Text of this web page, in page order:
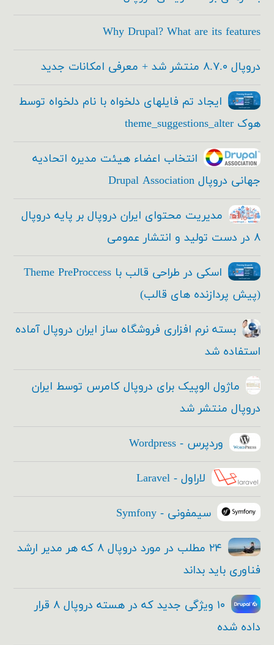
Why Drupal? What are its features
دروپال ۸.۷.۰ منتشر شد + معرفی امکانات جدید
ایجاد تم فایلهای دلخواه با نام دلخواه توسط
هوک theme_suggestions_alter
انتخاب اعضاء هیئت مدیره اتحادیه
جهانی دروپال Drupal Association
مدیریت محتوای ایران دروپال بر پایه دروپال
۸ در دست تولید و انتشار عمومی
اسکی در طراحی قالب با Theme PreProccess
(پیش پردازنده های قالب)
بسته نرم افزاری فروشگاه ساز ایران دروپال آماده
استفاده شد
ماژول الوپیک برای دروپال کامرس توسط ایران
دروپال منتشر شد
وردپرس - Wordpress
لاراول - Laravel
سیمفونی - Symfony
۲۴ مطلب در مورد دروپال ۸ که هر مدیر ارشد
فناوری باید بداند
۱۰ ویژگی جدید که در هسته دروپال ۸ قرار
داده شده